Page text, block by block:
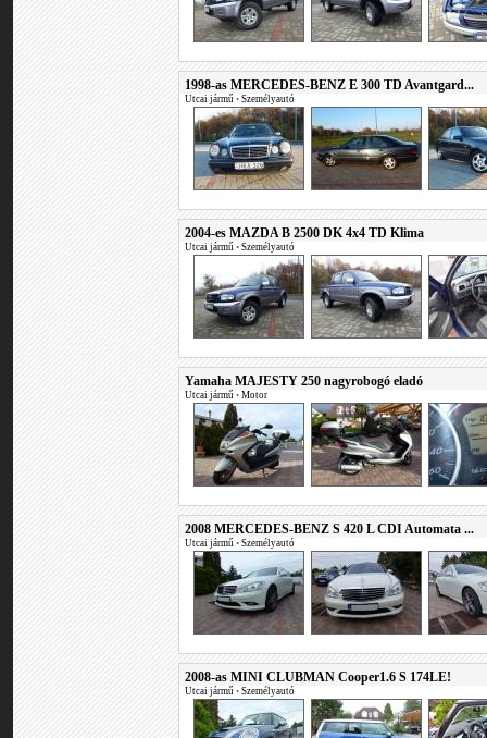
1998-as MERCEDES-BENZ E 300 TD Avantgard...
Utcai jármű • Személyautó
2004-es MAZDA B 2500 DK 4x4 TD Klima
Utcai jármű • Személyautó
Yamaha MAJESTY 250 nagyrobogó eladó
Utcai jármű • Motor
2008 MERCEDES-BENZ S 420 L CDI Automata ...
Utcai jármű • Személyautó
2008-as MINI CLUBMAN Cooper1.6 S 174LE!
Utcai jármű • Személyautó